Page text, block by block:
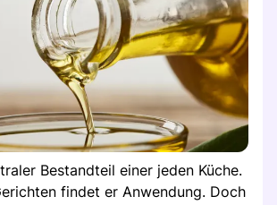
Bestandteil einer jeden Küche.
findet er Anwendung. Doch